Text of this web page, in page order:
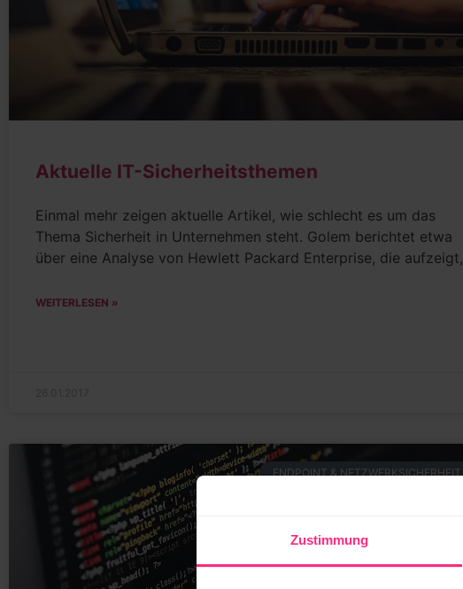
Zustimmung
Aktuelle IT-Sicherheitsthemen
Einmal mehr zeigen aktuelle Artikel, wie schlecht es um das
Thema Sicherheit in Unternehmen steht. Golem berichtet etwa
über eine Analyse von Hewlett Packard Enterprise, die aufzeigt,
WEITERLESEN »
ENDPOINT & NETZWERKSICHERHEIT